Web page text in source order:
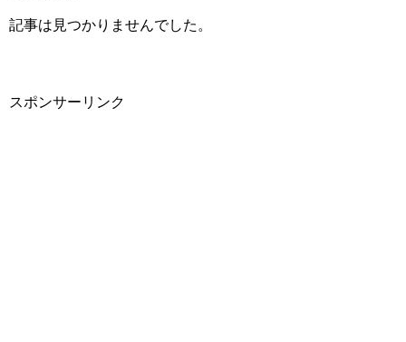
記事は見つかりませんでした。
スポンサーリンク